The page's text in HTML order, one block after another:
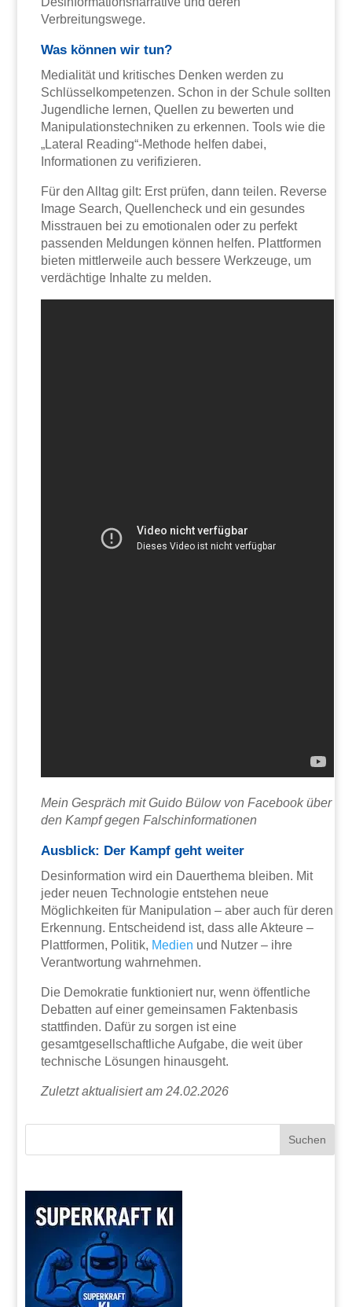
Verbreitungswege.
Was können wir tun?
Medialität und kritisches Denken werden zu
Schlüsselkompetenzen. Schon in der Schule sollten
Jugendliche lernen, Quellen zu bewerten und
Manipulationstechniken zu erkennen. Tools wie die
„Lateral Reading“-Methode helfen dabei,
Informationen zu verifizieren.
Für den Alltag gilt: Erst prüfen, dann teilen. Reverse
Image Search, Quellencheck und ein gesundes
Misstrauen bei zu emotionalen oder zu perfekt
passenden Meldungen können helfen. Plattformen
bieten mittlerweile auch bessere Werkzeuge, um
verdächtige Inhalte zu melden.
Mein Gespräch mit Guido Bülow von Facebook über
den Kampf gegen Falschinformationen
Ausblick: Der Kampf geht weiter
Desinformation wird ein Dauerthema bleiben. Mit
jeder neuen Technologie entstehen neue
Möglichkeiten für Manipulation – aber auch für deren
Erkennung. Entscheidend ist, dass alle Akteure –
Plattformen, Politik, Medien und Nutzer – ihre
Verantwortung wahrnehmen.
Die Demokratie funktioniert nur, wenn öffentliche
Debatten auf einer gemeinsamen Faktenbasis
stattfinden. Dafür zu sorgen ist eine
gesamtgesellschaftliche Aufgabe, die weit über
technische Lösungen hinausgeht.
Zuletzt aktualisiert am 24.02.2026